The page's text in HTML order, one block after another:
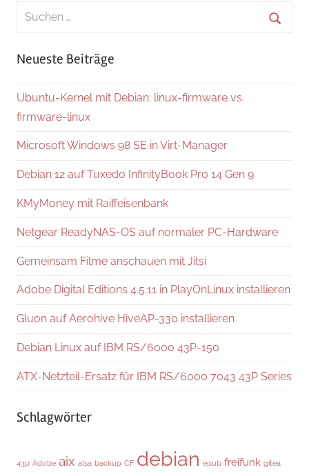
Suchen
Neueste Beiträge
Ubuntu-Kernel mit Debian: linux-firmware vs.
firmware-linux
Microsoft Windows 98 SE in Virt-Manager
Debian 12 auf Tuxedo InfinityBook Pro 14 Gen 9
KMyMoney mit Raiffeisenbank
Netgear ReadyNAS-OS auf normaler PC-Hardware
Gemeinsam Filme anschauen mit Jitsi
Adobe Digital Editions 4.5.11 in PlayOnLinux installieren
Gluon auf Aerohive HiveAP-330 installieren
Debian Linux auf IBM RS/6000 43P-150
ATX-Netzteil-Ersatz für IBM RS/6000 7043 43P Series
Schlagwörter
43p Adobe aix alsa backup CF debian epub freifunk gitea